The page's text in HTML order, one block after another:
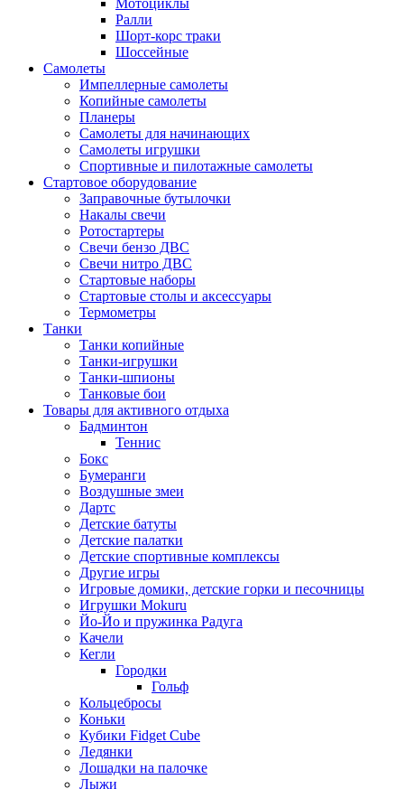
Мотоциклы
Ралли
Шорт-корс траки
Шоссейные
Самолеты
Импеллерные самолеты
Копийные самолеты
Планеры
Самолеты для начинающих
Самолеты игрушки
Спортивные и пилотажные самолеты
Стартовое оборудование
Заправочные бутылочки
Накалы свечи
Ротостартеры
Свечи бензо ДВС
Свечи нитро ДВС
Стартовые наборы
Стартовые столы и аксессуары
Термометры
Танки
Танки копийные
Танки-игрушки
Танки-шпионы
Танковые бои
Товары для активного отдыха
Бадминтон
Теннис
Бокс
Бумеранги
Воздушные змеи
Дартс
Детские батуты
Детские палатки
Детские спортивные комплексы
Другие игры
Игровые домики, детские горки и песочницы
Игрушки Mokuru
Йо-Йо и пружинка Радуга
Качели
Кегли
Городки
Гольф
Кольцебросы
Коньки
Кубики Fidget Cube
Ледянки
Лошадки на палочке
Лыжи